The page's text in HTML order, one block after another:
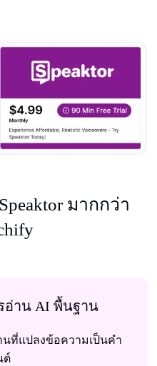
มากกว่า
อ่าน AI พื้นฐาน
นที่แปลงข้อความเป็นคํา
ต์